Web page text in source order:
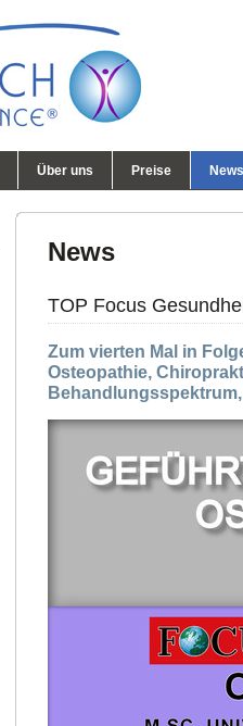
Über uns Preise News
News
TOP Focus
Zum vierten Mal in
Osteopathie,